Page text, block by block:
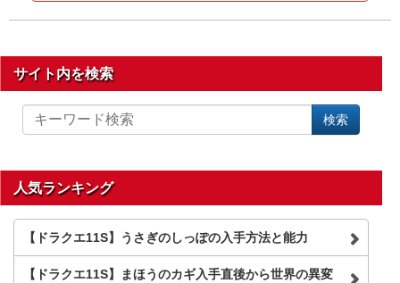
サイト内を検索
イ
を
検
索
検索
人気ランキング
【ドラクエ11S】うさぎのしっぽの入手方法と能力
【ドラクエ11S】まほうのカギ入手直後から世界の異変